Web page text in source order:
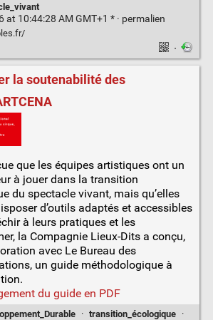
10:44:28 AM GMT+1 * · permalien
·
la soutenabilité des
que les équipes artistiques ont un
à jouer dans la transition
du spectacle vivant, mais qu’elles
d’outils adaptés et accessibles
à leurs pratiques et les
la Compagnie Lieux-Dits a conçu,
avec Le Bureau des
un guide méthodologique à
du guide en PDF
· transition_écologique ·